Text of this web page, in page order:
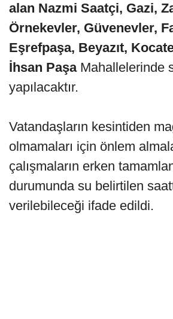
alan Nazmi Saatçi, Gazi,
Örnekevler, Güvenevler,
Eşrefpaşa, Beyazıt,
İhsan PaşaMahallelerinde
yapılacaktır.
Vatandaşların kesintiden
olmamaları için önlem
çalışmaların erken
durumunda su belirtilen
verilebileceği ifade edildi.